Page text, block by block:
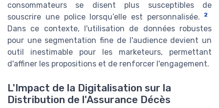
consommateurs se disent plus susceptibles de
souscrire une police lorsqu’elle est personnalisée.
2
Dans ce contexte, l'utilisation de données robustes
pour une segmentation fine de l'audience devient un
outil inestimable pour les marketeurs, permettant
d'affiner les propositions et de renforcer l'engagement.
L'Impact de la Digitalisation sur la
Distribution de l'Assurance Décès